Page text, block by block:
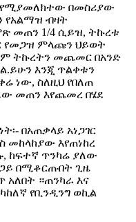
የሚያመለክተው በመስሪያው
የአልማዝ ብዛት
መጠን 1/4 ሲይዝ, ትኩረቱ
የመጋዝ ምላጩን ህይወት
ትኩረትን መጨመር በአንድ
እንጂ ጥልቀቱን
ነው, ስለዚህ የበለጠ
መጠን እየጨመረ በሄደ
በአጠቃላይ አነጋገር
መከላከያው እየጠነከረ
ከፍተኛ ጥንካሬ ያለው
በሚቆርጡበት ጊዜ
።ጠንካራ እና
የቢንዲንግ ወኪል